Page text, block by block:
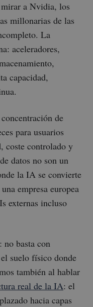
a Nvidia, los
millonarias de las
La
aceleradores,
capacidad,
de
para usuarios
coste controlado y
datos no son un
la IA se convierte
empresa europea
externas incluso
no basta con
suelo físico donde
también al hablar
real de la IA: el
hacia capas